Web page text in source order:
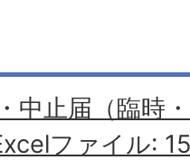
中止届（臨時
ファイル: